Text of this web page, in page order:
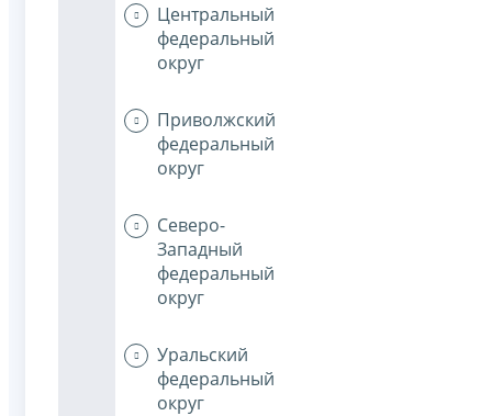
Центральный
федеральный
округ
Приволжский
федеральный
округ
Северо-
Западный
федеральный
округ
Уральский
федеральный
округ